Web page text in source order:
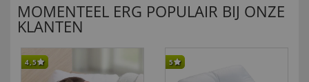
MOMENTEEL ERG POPULAIR BIJ ONZE
KLANTEN
4,5 5